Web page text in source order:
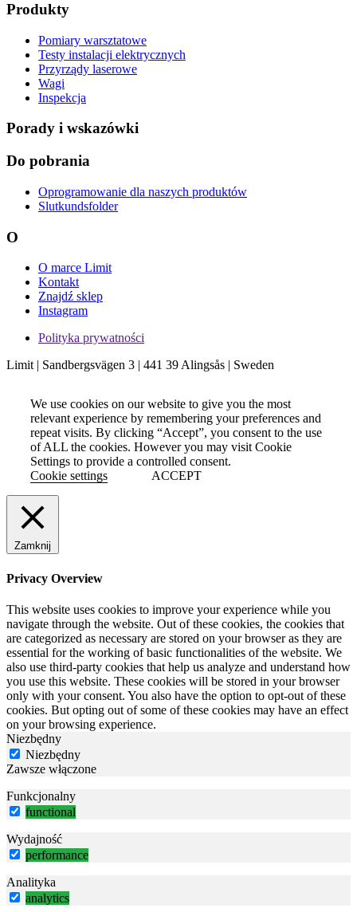
Produkty
Pomiary warsztatowe
Testy instalacji elektrycznych
Przyrządy laserowe
Wagi
Inspekcja
Porady i wskazówki
Do pobrania
Oprogramowanie dla naszych produktów
Slutkundsfolder
O
O marce Limit
Kontakt
Znajdź sklep
Instagram
Polityka prywatności
Limit | Sandbergsvägen 3 | 441 39 Alingsås | Sweden
We use cookies on our website to give you the most
relevant experience by remembering your preferences and
repeat visits. By clicking “Accept”, you consent to the use
of ALL the cookies. However you may visit Cookie
Settings to provide a controlled consent.
Cookie settings
ACCEPT
Zamknij
Privacy Overview
This website uses cookies to improve your experience while you
navigate through the website. Out of these cookies, the cookies that
are categorized as necessary are stored on your browser as they are
essential for the working of basic functionalities of the website. We
also use third-party cookies that help us analyze and understand how
you use this website. These cookies will be stored in your browser
only with your consent. You also have the option to opt-out of these
cookies. But opting out of some of these cookies may have an effect
on your browsing experience.
Niezbędny
Niezbędny
Zawsze włączone
Funkcjonalny
functional
Wydajność
performance
Analityka
analytics